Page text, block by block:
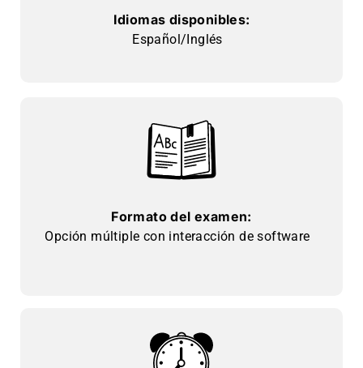
Idiomas disponibles:
Español/Inglés
Formato del examen:
Opción múltiple con interacción de software